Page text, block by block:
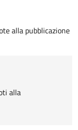
alla pubblicazione
alla